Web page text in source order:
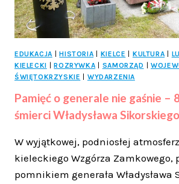
EDUKACJA | HISTORIA | KIELCE | KULTURA |
KIELECKI | ROZRYWKA | SAMORZĄD |
ŚWIĘTOKRZYSKIE | WYDARZENIA
Pamięć o generale nie gaśnie –
śmierci Władysława
W wyjątkowej, podniosłej
kieleckiego Wzgórza Zamkowego,
pomnikiem generała Władysława